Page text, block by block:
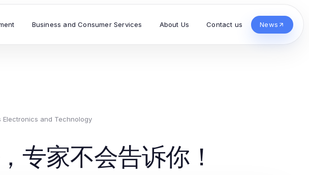
Business and Consumer Services About Us Contact us News
Electronics and Technology
专家不会告诉你！